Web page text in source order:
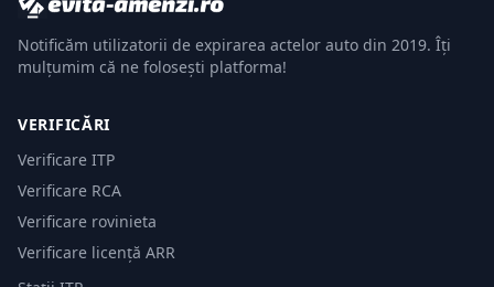
Notificăm utilizatorii de expirarea actelor auto din 2019. Îți
mulțumim că ne folosești platforma!
VERIFICĂRI
Verificare ITP
Verificare RCA
Verificare rovinieta
Verificare licență ARR